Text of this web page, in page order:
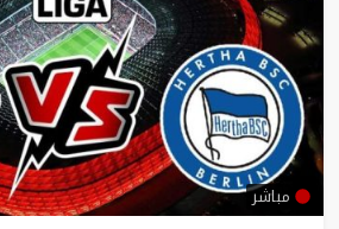
مباشر